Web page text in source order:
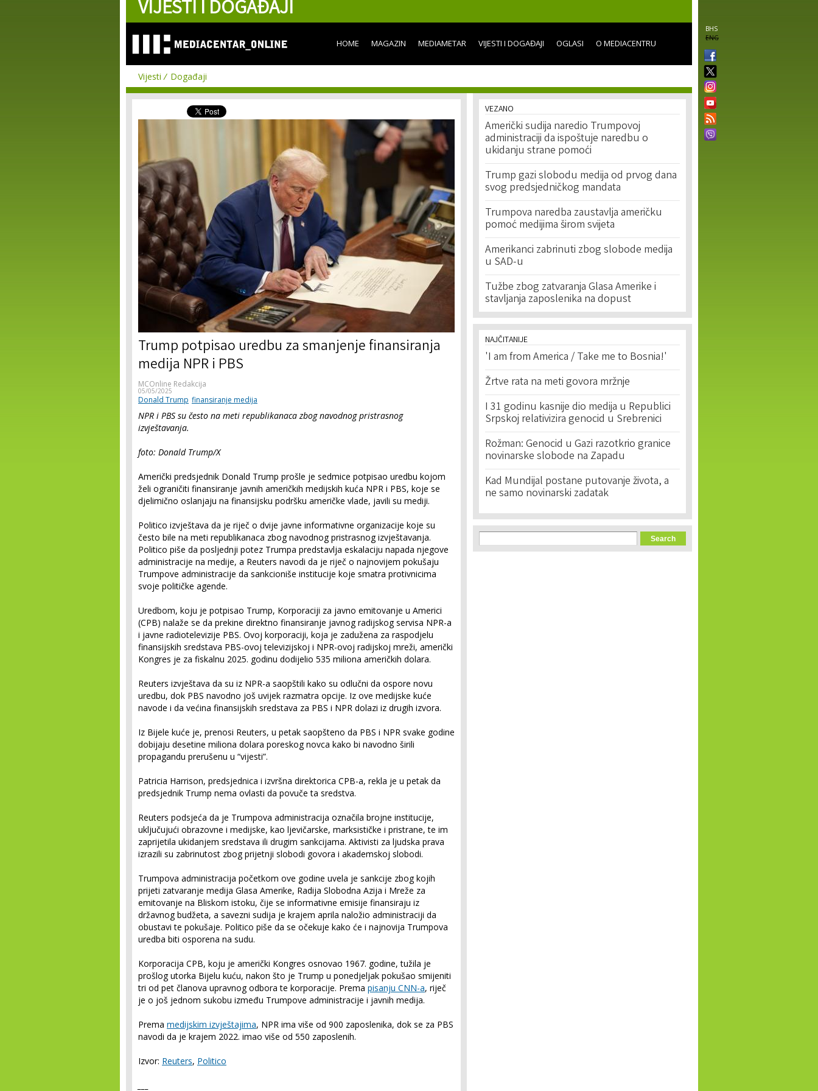
content
VIJESTI I DOGAĐAJI
BHS
ENG
HOME MAGAZIN MEDIAMETAR VIJESTI I DOGAĐAJI OGLASI O MEDIACENTRU
Vijesti Događaji
Trump potpisao uredbu za smanjenje finansiranja
medija NPR i PBS
MCOnline Redakcija
05/05/2025
Donald Trump finansiranje medija
NPR i PBS su često na meti republikanaca zbog navodnog pristrasnog
izvještavanja.
foto: Donald Trump/X
Američki predsjednik Donald Trump prošle je sedmice potpisao uredbu kojom
želi ograničiti finansiranje javnih američkih medijskih kuća NPR i PBS, koje se
djelimično oslanjaju na finansijsku podršku američke vlade, javili su mediji.
Politico izvještava da je riječ o dvije javne informativne organizacije koje su
često bile na meti republikanaca zbog navodnog pristrasnog izvještavanja.
Politico piše da posljednji potez Trumpa predstavlja eskalaciju napada njegove
administracije na medije, a Reuters navodi da je riječ o najnovijem pokušaju
Trumpove administracije da sankcioniše institucije koje smatra protivnicima
svoje političke agende.
Uredbom, koju je potpisao Trump, Korporaciji za javno emitovanje u Americi
(CPB) nalaže se da prekine direktno finansiranje javnog radijskog servisa NPR-a
i javne radiotelevizije PBS. Ovoj korporaciji, koja je zadužena za raspodjelu
finansijskih sredstava PBS-ovoj televizijskoj i NPR-ovoj radijskoj mreži, američki
Kongres je za fiskalnu 2025. godinu dodijelio 535 miliona američkih dolara.
Reuters izvještava da su iz NPR-a saopštili kako su odlučni da ospore novu
uredbu, dok PBS navodno još uvijek razmatra opcije. Iz ove medijske kuće
navode i da većina finansijskih sredstava za PBS i NPR dolazi iz drugih izvora.
Iz Bijele kuće je, prenosi Reuters, u petak saopšteno da PBS i NPR svake godine
dobijaju desetine miliona dolara poreskog novca kako bi navodno širili
propagandu prerušenu u “vijesti”.
Patricia Harrison, predsjednica i izvršna direktorica CPB-a, rekla je u petak da
predsjednik Trump nema ovlasti da povuče ta sredstva.
Reuters podsjeća da je Trumpova administracija označila brojne institucije,
uključujući obrazovne i medijske, kao ljevičarske, marksističke i pristrane, te im
zaprijetila ukidanjem sredstava ili drugim sankcijama. Aktivisti za ljudska prava
izrazili su zabrinutost zbog prijetnji slobodi govora i akademskoj slobodi.
Trumpova administracija početkom ove godine uvela je sankcije zbog kojih
prijeti zatvaranje medija Glasa Amerike, Radija Slobodna Azija i Mreže za
emitovanje na Bliskom istoku, čije se informativne emisije finansiraju iz
državnog budžeta, a savezni sudija je krajem aprila naložio administraciji da
obustavi te pokušaje. Politico piše da se očekuje kako će i najnovija Trumpova
uredba biti osporena na sudu.
Korporacija CPB, koju je američki Kongres osnovao 1967. godine, tužila je
prošlog utorka Bijelu kuću, nakon što je Trump u ponedjeljak pokušao smijeniti
tri od pet članova upravnog odbora te korporacije. Prema pisanju CNN-a, riječ
je o još jednom sukobu između Trumpove administracije i javnih medija.
Prema medijskim izvještajima, NPR ima više od 900 zaposlenika, dok se za PBS
navodi da je krajem 2022. imao više od 550 zaposlenih.
Izvor: Reuters, Politico
VEZANO
Američki sudija naredio Trumpovoj
administraciji da ispoštuje naredbu o
ukidanju strane pomoći
Trump gazi slobodu medija od prvog dana
svog predsjedničkog mandata
Trumpova naredba zaustavlja američku
pomoć medijima širom svijeta
Amerikanci zabrinuti zbog slobode medija
u SAD-u
Tužbe zbog zatvaranja Glasa Amerike i
stavljanja zaposlenika na dopust
NAJČITANIJE
'I am from America / Take me to Bosnia!'
Žrtve rata na meti govora mržnje
I 31 godinu kasnije dio medija u Republici
Srpskoj relativizira genocid u Srebrenici
Rožman: Genocid u Gazi razotkrio granice
novinarske slobode na Zapadu
Kad Mundijal postane putovanje života, a
ne samo novinarski zadatak
Search form
Search